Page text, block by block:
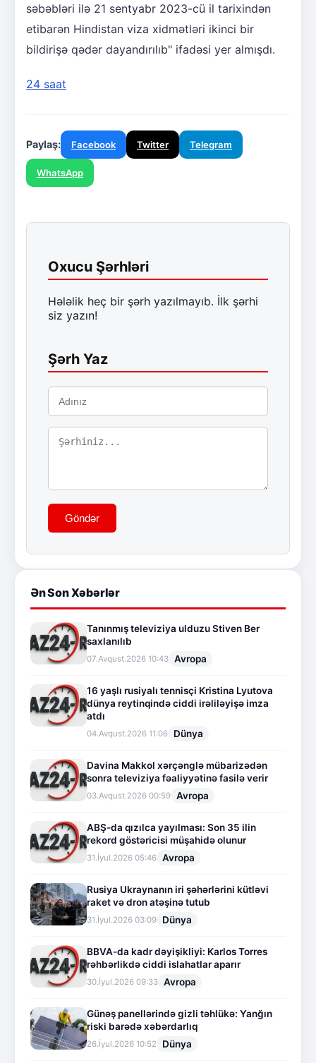
səbəbləri ilə 21 sentyabr 2023-cü il tarixindən
etibarən Hindistan viza xidmətləri ikinci bir
bildirişə qədər dayandırılıb" ifadəsi yer almışdı.
24 saat
Paylaş: Facebook Twitter Telegram
WhatsApp
Oxucu Şərhləri
Hələlik heç bir şərh yazılmayıb. İlk şərhi
siz yazın!
Şərh Yaz
Göndər
Ən Son Xəbərlər
Tanınmış televiziya ulduzu Stiven Ber
saxlanılıb
07.Avqust.2026 10:43 Avropa
16 yaşlı rusiyalı tennisçi Kristina Lyutova
dünya reytinqində ciddi irəliləyişə imza
atdı
04.Avqust.2026 11:06 Dünya
Davina Makkol xərçənglə mübarizədən
sonra televiziya fəaliyyətinə fasilə verir
03.Avqust.2026 00:59 Avropa
ABŞ-da qızılca yayılması: Son 35 ilin
rekord göstəricisi müşahidə olunur
31.İyul.2026 05:46 Avropa
Rusiya Ukraynanın iri şəhərlərini kütləvi
raket və dron atəşinə tutub
31.İyul.2026 03:09 Dünya
BBVA-da kadr dəyişikliyi: Karlos Torres
rəhbərlikdə ciddi islahatlar aparır
30.İyul.2026 09:33 Avropa
Günəş panellərində gizli təhlükə: Yanğın
riski barədə xəbərdarlıq
26.İyul.2026 10:52 Dünya